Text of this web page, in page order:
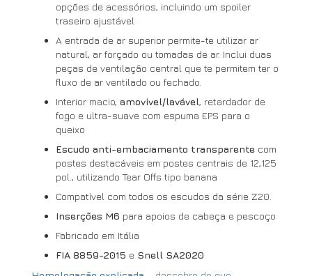
opções de acessórios, incluindo um spoiler
traseiro ajustável
A entrada de ar superior permite-te utilizar ar
natural, ar forçado ou tomadas de ar. Inclui duas
peças de ventilação central que te permitem ter o
fluxo de ar ventilado ou fechado.
Interior macio, amovível/lavável, retardador de
fogo e ultra-suave com espuma EPS para o
queixo
Escudo anti-embaciamento transparente com
postes destacáveis em postes centrais de 12,125
pol., utilizando Tear Offs tipo banana
Compatível com todos os escudos da série Z20.
Inserções M6 para apoios de cabeça e pescoço
Fabricado em Itália
FIA 8859-2015 e Snell SA2020